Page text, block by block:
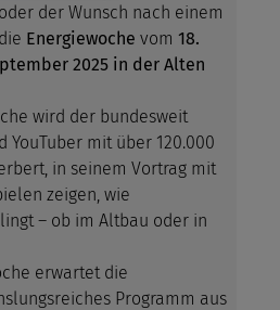
der Wunsch nach einem
Energiewoche vom 18.
2025 in der Alten
wird der bundesweit
mit über 120.000
in seinem Vortrag mit
zeigen, wie
– ob im Altbau oder in
erwartet die
Programm aus